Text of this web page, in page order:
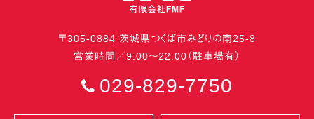
〒305-0884 茨城県つくば市みどりの南25-8
営業時間／9:00〜22:00（駐車場有）
029-829-7750